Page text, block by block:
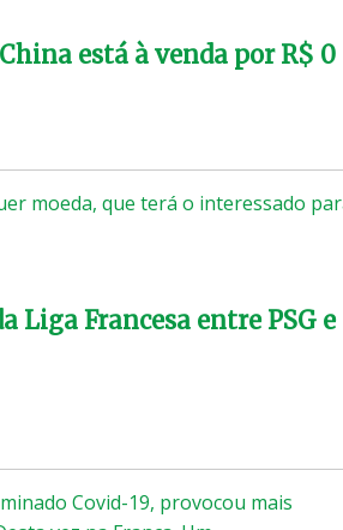
está à venda por R$ 0
moeda, que terá o interessado
Liga Francesa entre PSG e
Covid-19, provocou mais